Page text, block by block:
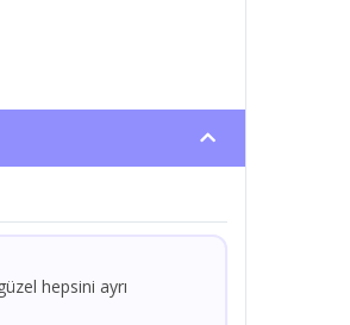
hepsini ayrı